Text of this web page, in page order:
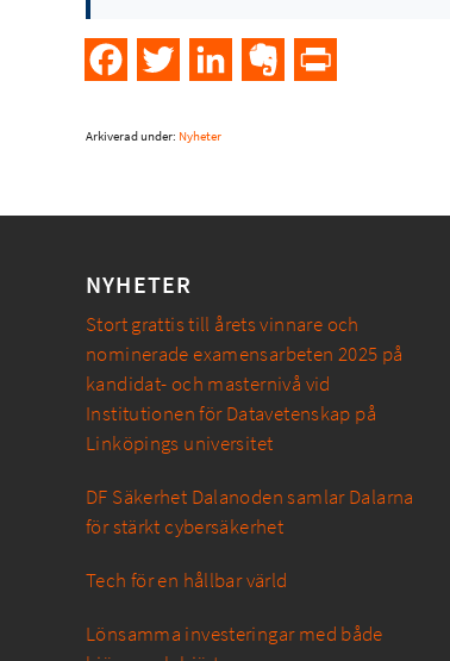
FacebookTwitter LinkedInEvernote
Arkiverad under: Nyheter
NYHETER
Stort grattis till årets vinnare och
nominerade examensarbeten 2025 på
kandidat- och masternivå vid
Institutionen för Datavetenskap på
Linköpings universitet
DF Säkerhet Dalanoden samlar Dalarna
för stärkt cybersäkerhet
Tech för en hållbar värld
Lönsamma investeringar med både